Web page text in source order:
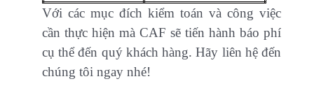
Với các mục đích kiểm toán và công việc
cần thực hiện mà CAF sẽ tiến hành báo phí
cụ thể đến quý khách hàng. Hãy liên hệ đến
chúng tôi ngay nhé!